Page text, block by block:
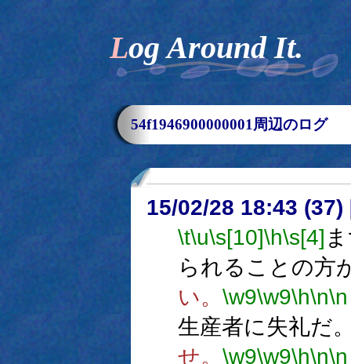
Log Around It.
54f1946900000001周辺のログ
15/02/28 18:43 (37)
\t\u\s[10]\h\s[4]
られることの方
い。 \w9\w9\h\n\n
生産者に失礼だ
せ。 \w9\w9\h\n\n